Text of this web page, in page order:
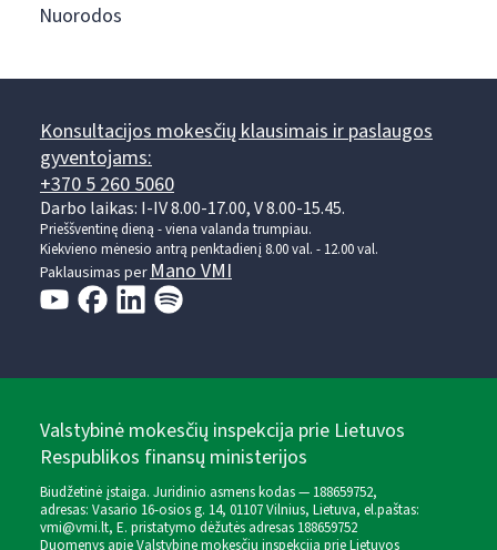
Nuorodos
Konsultacijos mokesčių klausimais ir paslaugos
gyventojams:
+370 5 260 5060
Darbo laikas: I-IV 8.00-17.00, V 8.00-15.45.
Prieššventinę dieną - viena valanda trumpiau.
Kiekvieno mėnesio antrą penktadienį 8.00 val. - 12.00 val.
Paklausimas perMano VMI
Valstybinė mokesčių inspekcija prie Lietuvos
Respublikos finansų ministerijos
Biudžetinė įstaiga. Juridinio asmens kodas — 188659752,
adresas: Vasario 16-osios g. 14, 01107 Vilnius, Lietuva, el.paštas:
vmi@vmi.lt, E. pristatymo dėžutės adresas 188659752
Duomenys apie Valstybinę mokesčių inspekciją prie Lietuvos